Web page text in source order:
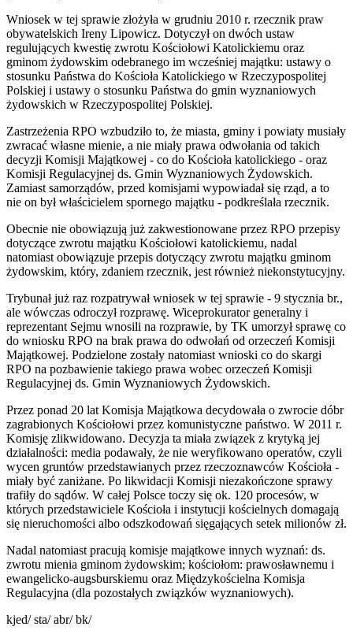
Wniosek w tej sprawie złożyła w grudniu 2010 r. rzecznik praw
obywatelskich Ireny Lipowicz. Dotyczył on dwóch ustaw
regulujących kwestię zwrotu Kościołowi Katolickiemu oraz
gminom żydowskim odebranego im wcześniej majątku: ustawy o
stosunku Państwa do Kościoła Katolickiego w Rzeczypospolitej
Polskiej i ustawy o stosunku Państwa do gmin wyznaniowych
żydowskich w Rzeczypospolitej Polskiej.
Zastrzeżenia RPO wzbudziło to, że miasta, gminy i powiaty musiały
zwracać własne mienie, a nie miały prawa odwołania od takich
decyzji Komisji Majątkowej - co do Kościoła katolickiego - oraz
Komisji Regulacyjnej ds. Gmin Wyznaniowych Żydowskich.
Zamiast samorządów, przed komisjami wypowiadał się rząd, a to
nie on był właścicielem spornego majątku - podkreślała rzecznik.
Obecnie nie obowiązują już zakwestionowane przez RPO przepisy
dotyczące zwrotu majątku Kościołowi katolickiemu, nadal
natomiast obowiązuje przepis dotyczący zwrotu majątku gminom
żydowskim, który, zdaniem rzecznik, jest również niekonstytucyjny.
Trybunał już raz rozpatrywał wniosek w tej sprawie - 9 stycznia br.,
ale wówczas odroczył rozprawę. Wiceprokurator generalny i
reprezentant Sejmu wnosili na rozprawie, by TK umorzył sprawę co
do wniosku RPO na brak prawa do odwołań od orzeczeń Komisji
Majątkowej. Podzielone zostały natomiast wnioski co do skargi
RPO na pozbawienie takiego prawa wobec orzeczeń Komisji
Regulacyjnej ds. Gmin Wyznaniowych Żydowskich.
Przez ponad 20 lat Komisja Majątkowa decydowała o zwrocie dóbr
zagrabionych Kościołowi przez komunistyczne państwo. W 2011 r.
Komisję zlikwidowano. Decyzja ta miała związek z krytyką jej
działalności: media podawały, że nie weryfikowano operatów, czyli
wycen gruntów przedstawianych przez rzeczoznawców Kościoła -
miały być zaniżane. Po likwidacji Komisji niezakończone sprawy
trafiły do sądów. W całej Polsce toczy się ok. 120 procesów, w
których przedstawiciele Kościoła i instytucji kościelnych domagają
się nieruchomości albo odszkodowań sięgających setek milionów zł.
Nadal natomiast pracują komisje majątkowe innych wyznań: ds.
zwrotu mienia gminom żydowskim; kościołom: prawosławnemu i
ewangelicko-augsburskiemu oraz Międzykościelna Komisja
Regulacyjna (dla pozostałych związków wyznaniowych).
kjed/ sta/ abr/ bk/